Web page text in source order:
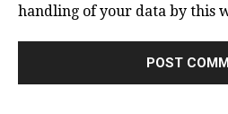
handling of your data by this